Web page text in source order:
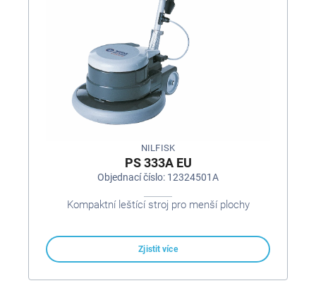
NILFISK
PS 333A EU
Objednací číslo: 12324501A
Kompaktní leštící stroj pro menší plochy
Zjistit více